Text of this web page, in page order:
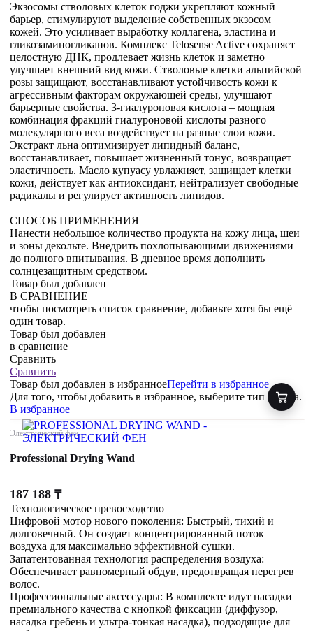
Экзосомы стволовых клеток годжи укрепляют кожный
барьер, стимулируют выделение собственных экзосом
кожей. Это усиливает выработку коллагена, эластина и
гликозаминогликанов. Комплекс Telosense Active сохраняет
целостную ДНК, продлевает жизнь клеток и заметно
улучшает внешний вид кожи. Стволовые клетки альпийской
розы защищают, восстанавливают устойчивость кожи к
агрессивным факторам окружающей среды, улучшают
барьерные свойства. 3-гиалуроновая кислота – мощная
комбинация фракций гиалуроновой кислоты разного
молекулярного веса воздействует на разные слои кожи.
Экстракт льна оптимизирует липидный баланс,
восстанавливает, повышает жизненный тонус, возвращает
эластичность. Масло купуасу увлажняет, защищает клетки
кожи, действует как антиоксидант, нейтрализует свободные
радикалы и регулирует активность липидов.
СПОСОБ ПРИМЕНЕНИЯ
Нанести небольшое количество продукта на кожу лица, шеи
и зоны декольте. Внедрить похлопывающими движениями
до полного впитывания. В дневное время дополнить
солнцезащитным средством.
Товар был добавлен
В СРАВНЕНИЕ
чтобы посмотреть список сравнение, добавьте хотя бы ещё
один товар.
Товар был добавлен
в сравнение
Сравнить
Сравнить
Товар был добавлен в избранноеПерейти в избранное
Для того, чтобы добавить в избранное, выберите тип товара.
В избранное
Электрический фен
Professional Drying Wand
187 188 ₸
Технологическое превосходство
Цифровой мотор нового поколения: Быстрый, тихий и
долговечный. Он создает концентрированный поток
воздуха для максимально эффективной сушки.
Запатентованная технология распределения воздуха:
Обеспечивает равномерный обдув, предотвращая перегрев
волос.
Профессиональные аксессуары: В комплекте идут насадки
премиального качества с кнопкой фиксации (диффузор,
насадка гребень и ультра-тонкая насадка), подходящие для